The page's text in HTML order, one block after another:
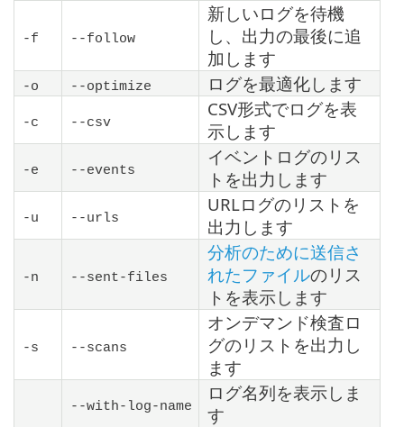
-f --follow
新しいログを待機
し、出力の最後に追
加します
-o --optimize ログを最適化します
-c --csv
CSV形式でログを表
示します
-e --events
イベントログのリス
トを出力します
-u --urls
URLログのリストを
出力します
-n --sent-files
分析のために送信さ
れたファイルのリス
トを表示します
-s --scans
オンデマンド検査ロ
グのリストを出力し
ます
--with-log-name
ログ名列を表示しま
す